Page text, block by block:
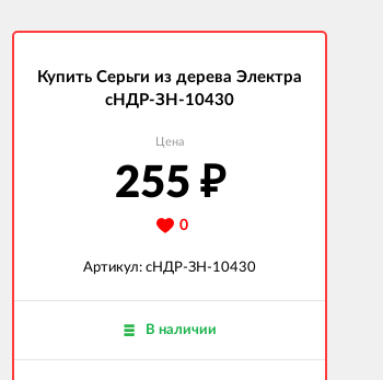
Купить Серьги из дерева Электра
сНДР-ЗН-10430
Цена
255 ₽
0
Артикул: сНДР-ЗН-10430
В наличии